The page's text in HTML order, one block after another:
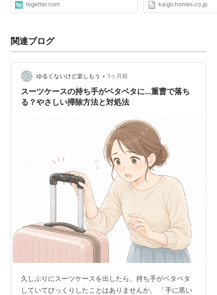
togetter.com kaigo.homes.co.jp
関連ブログ
ゆるくないけど楽しもう • 1ヶ月前
スーツケースの持ち手がベタベタに…重曹で落ち
る？やさしい掃除方法と対処法
久しぶりにスーツケースを出したら、持ち手がベタベタ
していてびっくりしたことはありませんか。 「手に黒い